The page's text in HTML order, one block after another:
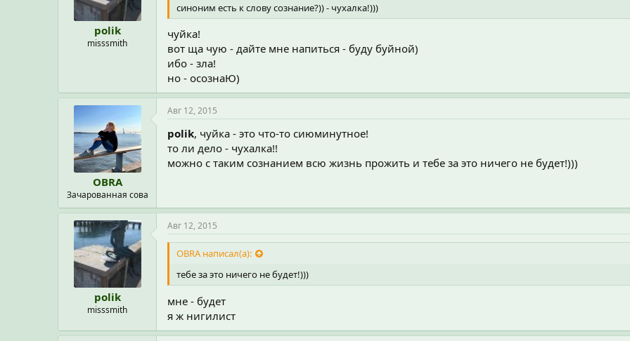
polik
misssmith
синоним есть к слову сознание?)) - чухалка!)))
чуйка!
вот ща чую - дайте мне напиться - буду буйной)
ибо - зла!
но - осознаЮ)
OBRA
Зачарованная сова
Авг 12, 2015
polik, чуйка - это что-то сиюминутное!
то ли дело - чухалка!!
можно с таким сознанием всю жизнь прожить и тебе за это ничего не будет!)))
polik
misssmith
Авг 12, 2015
OBRA написал(а):
тебе за это ничего не будет!)))
мне - будет
я ж нигилист